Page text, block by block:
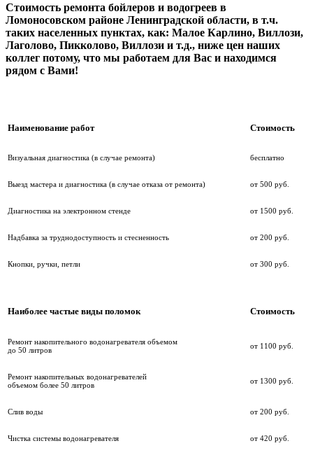
Стоимость ремонта бойлеров и водогреев в
Ломоносовском районе Ленинградской области, в т.ч.
таких населенных пунктах, как: Малое Карлино, Виллози,
Лаголово, Пикколово, Виллози и т.д., ниже цен наших
коллег потому, что мы работаем для Вас и находимся
рядом с Вами!
Наименование работ Стоимость
Визуальная диагностика (в случае ремонта) бесплатно
Выезд мастера и диагностика (в случае отказа от ремонта) от 500 руб.
Диагностика на электронном стенде от 1500 руб.
Надбавка за труднодоступность и стесненность от 200 руб.
Кнопки, ручки, петли от 300 руб.
Наиболее частые виды поломок Стоимость
Ремонт накопительного водонагревателя объемом
до 50 литров
от 1100 руб.
Ремонт накопительных водонагревателей
объемом более 50 литров
от 1300 руб.
Слив воды от 200 руб.
Чистка системы водонагревателя от 420 руб.